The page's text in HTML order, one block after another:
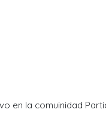
en la comuinidad